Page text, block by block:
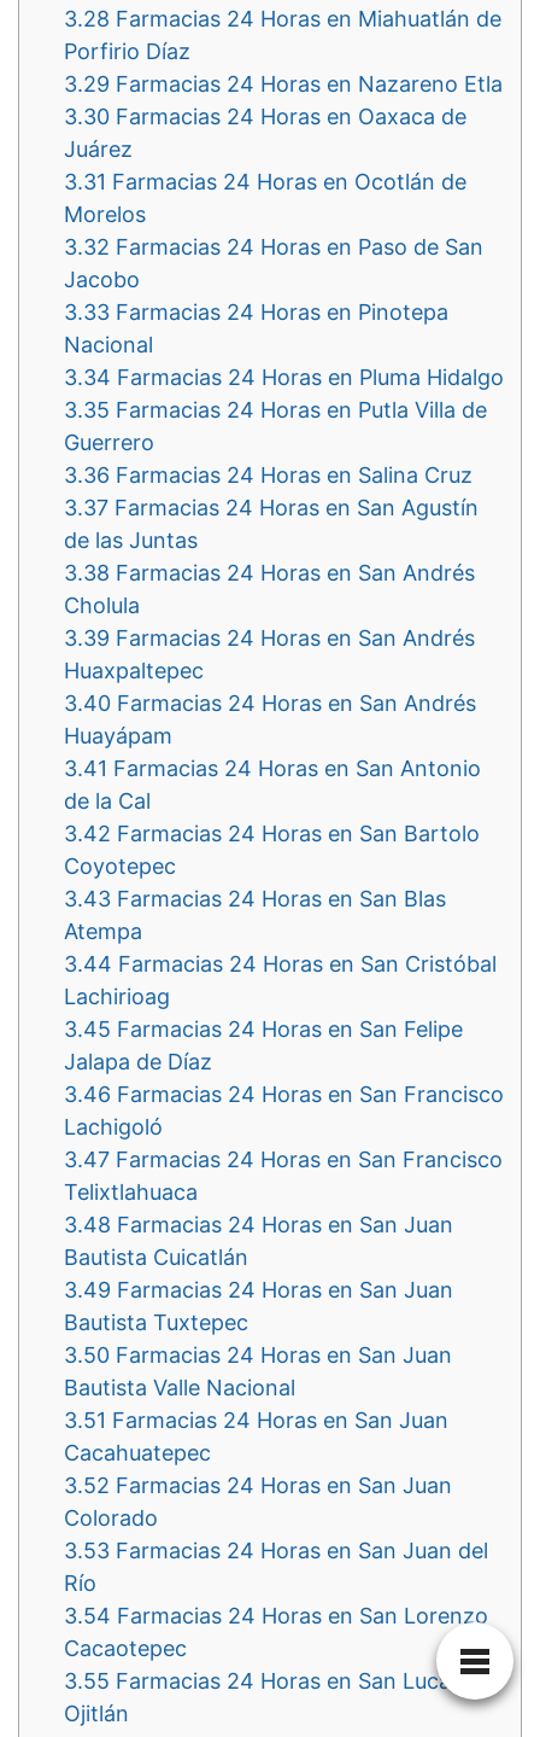
3.28 Farmacias 24 Horas en Miahuatlán de
Porfirio Díaz
3.29 Farmacias 24 Horas en Nazareno Etla
3.30 Farmacias 24 Horas en Oaxaca de
Juárez
3.31 Farmacias 24 Horas en Ocotlán de
Morelos
3.32 Farmacias 24 Horas en Paso de San
Jacobo
3.33 Farmacias 24 Horas en Pinotepa
Nacional
3.34 Farmacias 24 Horas en Pluma Hidalgo
3.35 Farmacias 24 Horas en Putla Villa de
Guerrero
3.36 Farmacias 24 Horas en Salina Cruz
3.37 Farmacias 24 Horas en San Agustín
de las Juntas
3.38 Farmacias 24 Horas en San Andrés
Cholula
3.39 Farmacias 24 Horas en San Andrés
Huaxpaltepec
3.40 Farmacias 24 Horas en San Andrés
Huayápam
3.41 Farmacias 24 Horas en San Antonio
de la Cal
3.42 Farmacias 24 Horas en San Bartolo
Coyotepec
3.43 Farmacias 24 Horas en San Blas
Atempa
3.44 Farmacias 24 Horas en San Cristóbal
Lachirioag
3.45 Farmacias 24 Horas en San Felipe
Jalapa de Díaz
3.46 Farmacias 24 Horas en San Francisco
Lachigoló
3.47 Farmacias 24 Horas en San Francisco
Telixtlahuaca
3.48 Farmacias 24 Horas en San Juan
Bautista Cuicatlán
3.49 Farmacias 24 Horas en San Juan
Bautista Tuxtepec
3.50 Farmacias 24 Horas en San Juan
Bautista Valle Nacional
3.51 Farmacias 24 Horas en San Juan
Cacahuatepec
3.52 Farmacias 24 Horas en San Juan
Colorado
3.53 Farmacias 24 Horas en San Juan del
Río
3.54 Farmacias 24 Horas en San Lorenzo
Cacaotepec
3.55 Farmacias 24 Horas en San Lucas
Ojitlán